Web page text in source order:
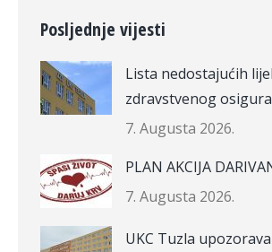
Posljednje vijesti
Lista nedostajućih
zdravstvenog
7. Augusta 2026.
PLAN AKCIJA
7. Augusta 2026.
UKC Tuzla